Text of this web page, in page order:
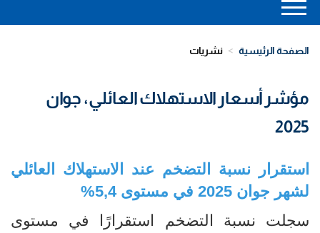
Main
navigation
الصفحة الرئيسية نشريات
مؤشر أسعار الاستهلاك العائلي، جوان
2025
استقرار نسبة التضخم عند الاستهلاك العائلي
لشهر جوان 2025 في مستوى 5,4%
سجلت نسبة التضخم استقرارًا في مستوى